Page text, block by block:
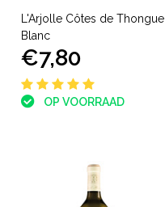
L'Arjolle Côtes de Thongue
Blanc
€7,80
OP VOORRAAD